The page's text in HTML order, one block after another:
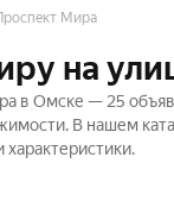
Мира
на
в Омске — 25
В нашем